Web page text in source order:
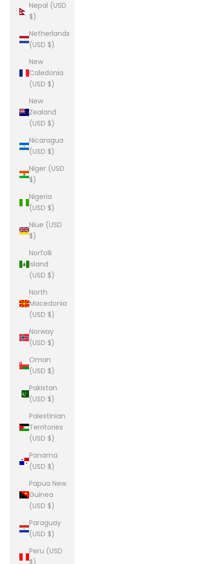
Nepal (USD
$)
Netherlands
(USD $)
New
Caledonia
(USD $)
New
Zealand
(USD $)
Nicaragua
(USD $)
Niger (USD
$)
Nigeria
(USD $)
Niue (USD
$)
Norfolk
Island
(USD $)
North
Macedonia
(USD $)
Norway
(USD $)
Oman
(USD $)
Pakistan
(USD $)
Palestinian
Territories
(USD $)
Panama
(USD $)
Papua New
Guinea
(USD $)
Paraguay
(USD $)
Peru (USD